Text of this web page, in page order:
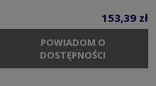
153,39 zł
POWIADOM O
DOSTĘPNOŚCI